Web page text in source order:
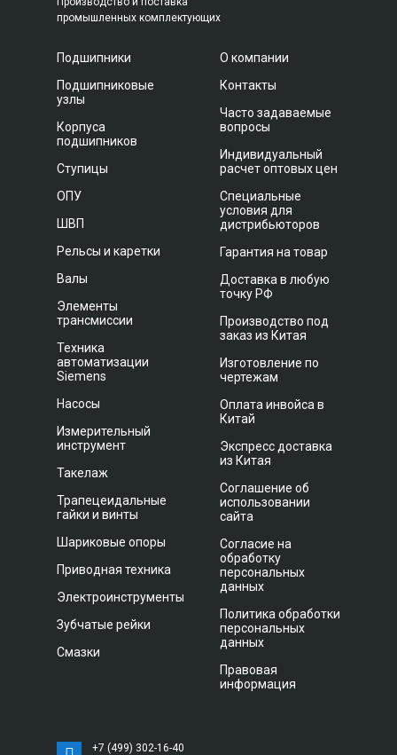
промышленных комплектующих
Подшипники
Подшипниковые
узлы
Корпуса
подшипников
Ступицы
ОПУ
ШВП
Рельсы и каретки
Валы
Элементы
трансмиссии
Техника
автоматизации
Siemens
Насосы
Измерительный
инструмент
Такелаж
Трапецеидальные
гайки и винты
Шариковые опоры
Приводная техника
Электроинструменты
Зубчатые рейки
Смазки
О компании
Контакты
Часто задаваемые
вопросы
Индивидуальный
расчет оптовых цен
Специальные
условия для
дистрибьюторов
Гарантия на товар
Доставка в любую
точку РФ
Производство под
заказ из Китая
Изготовление по
чертежам
Оплата инвойса в
Китай
Экспресс доставка
из Китая
Соглашение об
использовании
сайта
Согласие на
обработку
персональных
данных
Политика обработки
персональных
данных
Правовая
информация
+7 (499) 302-16-40